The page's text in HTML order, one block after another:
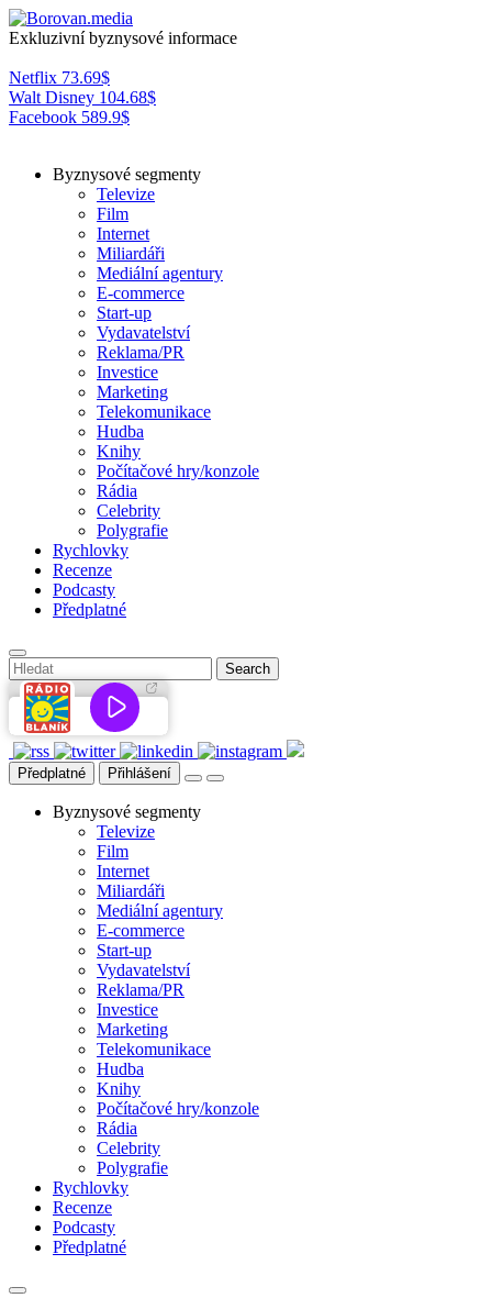
Exkluzivní byznysové informace
Netflix 73.69$
Walt Disney 104.68$
Facebook 589.9$
Byznysové segmenty
Televize
Film
Internet
Miliardáři
Mediální agentury
E-commerce
Start-up
Vydavatelství
Reklama/PR
Investice
Marketing
Telekomunikace
Hudba
Knihy
Počítačové hry/konzole
Rádia
Celebrity
Polygrafie
Rychlovky
Recenze
Podcasty
Předplatné
Předplatné Přihlášení
Byznysové segmenty
Televize
Film
Internet
Miliardáři
Mediální agentury
E-commerce
Start-up
Vydavatelství
Reklama/PR
Investice
Marketing
Telekomunikace
Hudba
Knihy
Počítačové hry/konzole
Rádia
Celebrity
Polygrafie
Rychlovky
Recenze
Podcasty
Předplatné